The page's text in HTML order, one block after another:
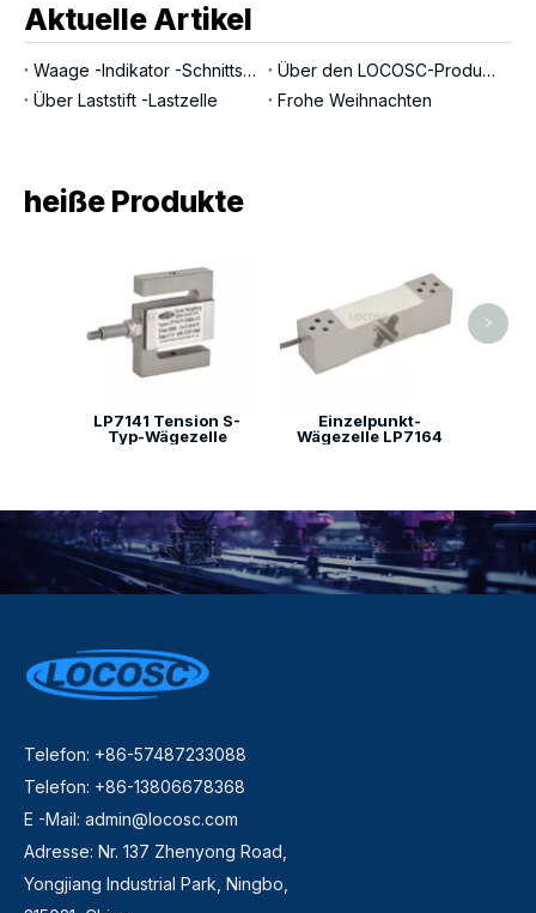
Aktuelle Artikel
Waage -Indikator -Schnittstellen
Über den LOCOSC-Produktionsprozess für Waagen, Wägezellen und Indikatoren
Über Laststift -Lastzelle
Frohe Weihnachten
heiße Produkte
LP7141 Tension S-
Typ-Wägezelle
Einzelpunkt-
Wägezelle LP7164
>
Telefon: +86-57487233088
Telefon: +86-13806678368
E -Mail: admin@locosc.com
Adresse: Nr. 137 Zhenyong Road,
Yongjiang Industrial Park, Ningbo,